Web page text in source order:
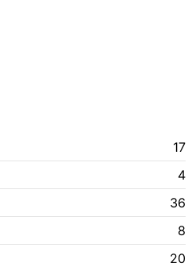
17
4
36
8
20